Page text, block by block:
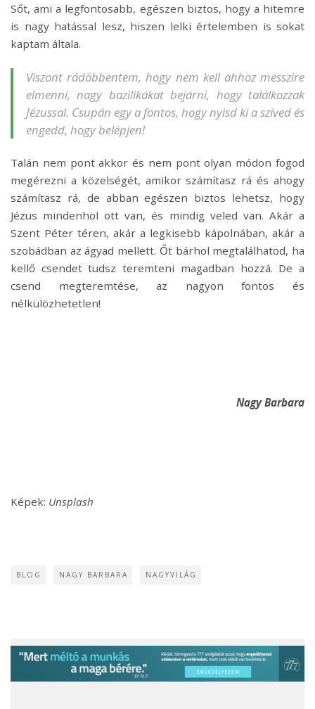
Sőt, ami a legfontosabb, egészen biztos, hogy a hitemre
is nagy hatással lesz, hiszen lelki értelemben is sokat
kaptam általa.
Viszont rádöbbentem, hogy nem kell ahhoz messzire
elmenni, nagy bazilikákat bejárni, hogy találkozzak
Jézussal. Csupán egy a fontos, hogy nyisd ki a szíved és
engedd, hogy belépjen!
Talán nem pont akkor és nem pont olyan módon fogod
megérezni a közelségét, amikor számítasz rá és ahogy
számítasz rá, de abban egészen biztos lehetsz, hogy
Jézus mindenhol ott van, és mindig veled van. Akár a
Szent Péter téren, akár a legkisebb kápolnában, akár a
szobádban az ágyad mellett. Őt bárhol megtalálhatod, ha
kellő csendet tudsz teremteni magadban hozzá. De a
csend megteremtése, az nagyon fontos és
nélkülözhetetlen!
Nagy Barbara
Képek: Unsplash
BLOG NAGY BARBARA NAGYVILÁG